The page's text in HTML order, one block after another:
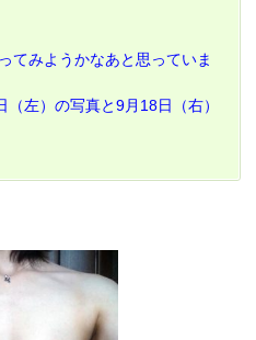
てみようかなあと思っていま
左）の写真と9月18日（右）